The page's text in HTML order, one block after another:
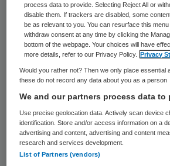
2017 waren dat bijna
2022 zijn het 17.400, een
procent. Het zijn vooral
van flexkrachten kostte de
jaar 603 miljoen euro.
Dat blijkt uit data van de
Koophandel (KvK). Volgens
brancheverenging de
process data to provide. Selecting Reject All or
disable them. If trackers are disabled, some
be as relevant to you. You can resurface this
withdraw consent at any time by clicking the
bottom of the webpage. Your choices will have
more details, refer to our Privacy Policy.
Privacy
Would you rather not? Then we only place essential
these do not record any data about you as a person
We and our partners process data to
Use precise geolocation data. Actively scan device
identification. Store and/or access information on a
advertising and content, advertising and content
research and services development.
List of Partners (vendors)